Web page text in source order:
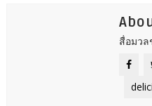
สื่อมว